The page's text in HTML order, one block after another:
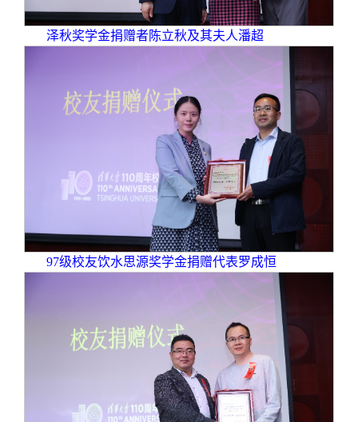
泽秋奖学金捐赠者陈立秋及其夫人潘超
97级校友饮水思源奖学金捐赠代表罗成恒